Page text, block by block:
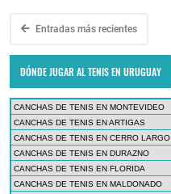
Entradas más recientes
DÓNDE JUGAR AL TENIS EN URUGUAY
CANCHAS DE TENIS EN MONTEVIDEO
CANCHAS DE TENIS EN ARTIGAS
CANCHAS DE TENIS EN CERRO LARGO
CANCHAS DE TENIS EN DURAZNO
CANCHAS DE TENIS EN FLORIDA
CANCHAS DE TENIS EN MALDONADO